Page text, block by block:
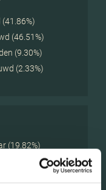
(46.51%)
(9.30%)
(2.33%)
(19.82%)
(10.14%)